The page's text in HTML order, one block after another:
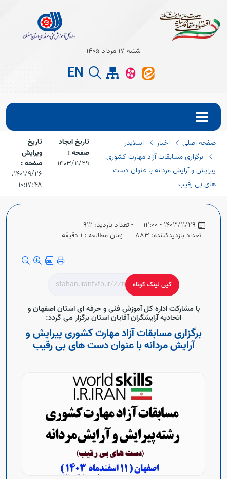
Open
Open
Open
شنبه 17 مرداد 1405
EN
صفحه اصلی اخبار
اسلایدر
برگزاری مسابقات آزاد مهارت کشوری
پیرایش و آرایش مردانه با عنوان دست
های بی رقیب
تاریخ ایجاد
صفحه :
1403/11/29
تاریخ
ویرایش
صفحه :
۱۴۰۱/۹/۲۶،‏
۱۰:۱۷:۴۸
1403/11/29 - 12:00
- تعداد بازدید: 912
- تعداد بازدیدکننده: 883
زمان مطالعه : 1 دقیقه
با مشارکت اداره کل آموزش فنی و حرفه ای استان اصفهان و
اتحادیه آرایشگران آقایان استان برگزار می گردد:
برگزاری مسابقات آزاد مهارت کشوری پیرایش و
آرایش مردانه با عنوان دست های بی رقیب
کپی لینک کوتاه